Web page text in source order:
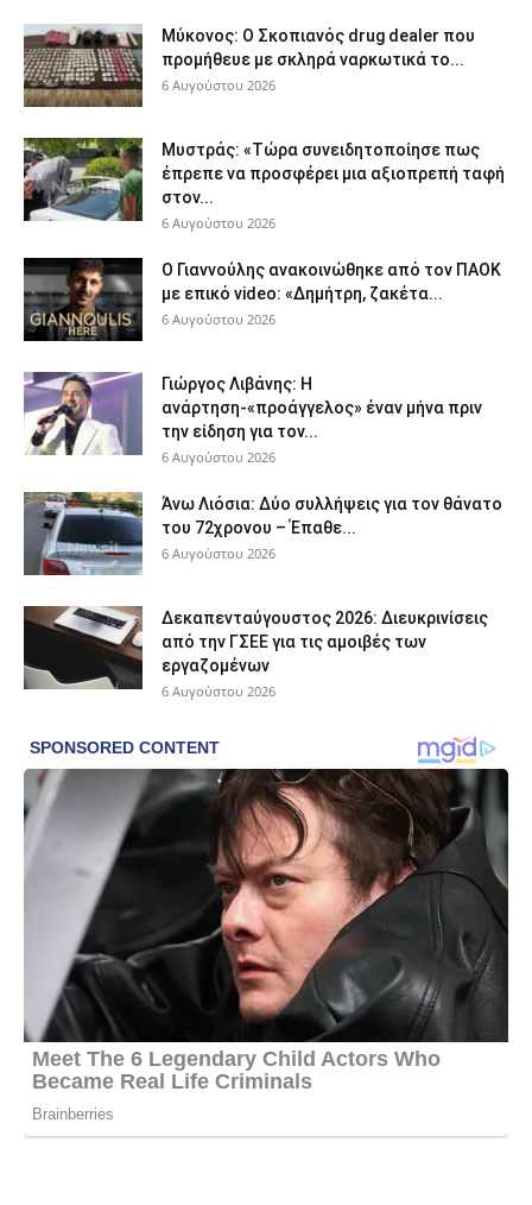
Μύκονος: Ο Σκοπιανός drug dealer που
προμήθευε με σκληρά ναρκωτικά το...
6 Αυγούστου 2026
Μυστράς: «Τώρα συνειδητοποίησε πως
έπρεπε να προσφέρει μια αξιοπρεπή ταφή
στον...
6 Αυγούστου 2026
Ο Γιαννούλης ανακοινώθηκε από τον ΠΑΟΚ
με επικό video: «Δημήτρη, ζακέτα...
6 Αυγούστου 2026
Γιώργος Λιβάνης: Η
ανάρτηση-«προάγγελος» έναν μήνα πριν
την είδηση για τον...
6 Αυγούστου 2026
Άνω Λιόσια: Δύο συλλήψεις για τον θάνατο
του 72χρονου – Έπαθε...
6 Αυγούστου 2026
Δεκαπενταύγουστος 2026: Διευκρινίσεις
από την ΓΣΕΕ για τις αμοιβές των
εργαζομένων
6 Αυγούστου 2026